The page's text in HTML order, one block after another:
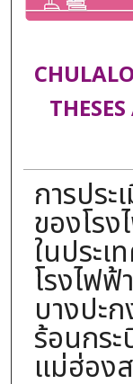
การประ
ของโร
ในประ
โรงไฟ
บางปะ
ร้อนกระ
แม่ฮ่อง